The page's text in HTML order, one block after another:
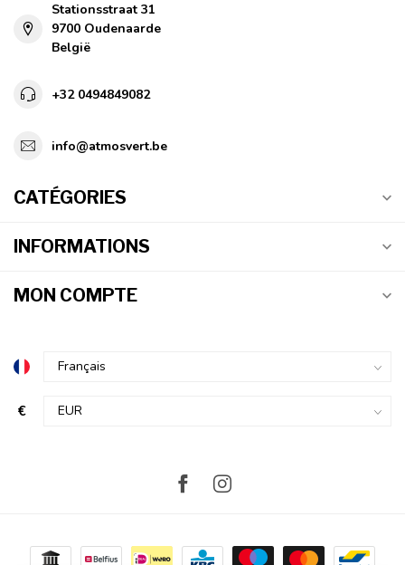
Stationsstraat 31
9700 Oudenaarde
België
+32 0494849082
info@atmosvert.be
CATÉGORIES
INFORMATIONS
MON COMPTE
€